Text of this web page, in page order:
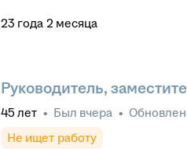
23 года 2 месяца
Руководитель,
45 лет • Был вчера •
Не ищет работу